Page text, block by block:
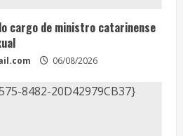
cargo de ministro catarinense
06/08/2026